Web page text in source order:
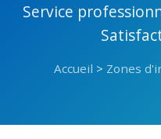
Service
Accueil > Zones